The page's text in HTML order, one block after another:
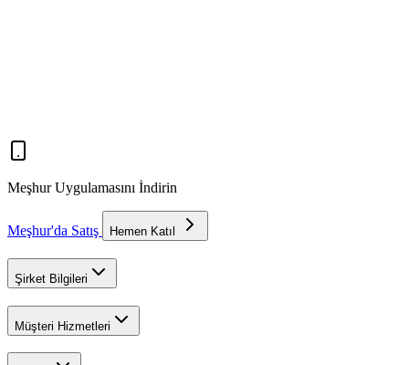
Meşhur Uygulamasını İndirin
Meşhur'da Satış Hemen Katıl
Şirket Bilgileri
Müşteri Hizmetleri